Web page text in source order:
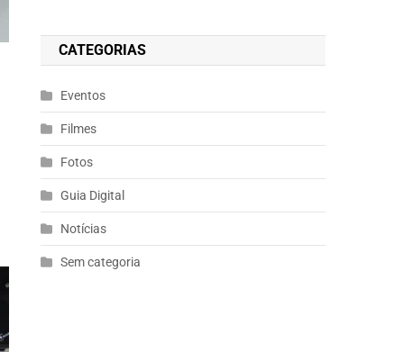
CATEGORIAS
Eventos
Filmes
Fotos
Guia Digital
Notícias
Sem categoria